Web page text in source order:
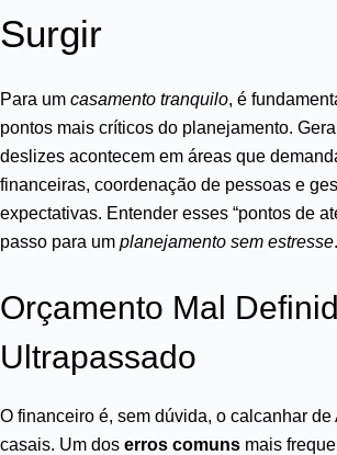
Surgir
Para um casamento tranquilo, é
pontos mais críticos do planejamento.
deslizes acontecem em áreas que
financeiras, coordenação de pessoas e
expectativas. Entender esses “pontos de
passo para um planejamento sem estresse.
Orçamento Mal
Ultrapassado
O financeiro é, sem dúvida, o calcanhar
casais. Um dos erros comuns mais